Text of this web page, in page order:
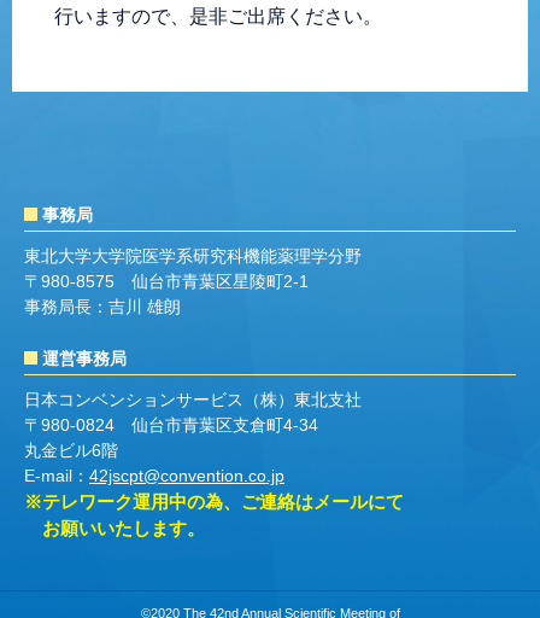
行いますので、是非ご出席ください。
事務局
東北大学大学院医学系研究科機能薬理学分野
〒980-8575 仙台市青葉区星陵町2-1
事務局長：吉川 雄朗
運営事務局
日本コンベンションサービス（株）東北支社
〒980-0824 仙台市青葉区支倉町4-34
丸金ビル6階
E-mail： 42jscpt@convention.co.jp
※テレワーク運用中の為、ご連絡はメールにて
お願いいたします。
©2020 The 42nd Annual Scientific Meeting of